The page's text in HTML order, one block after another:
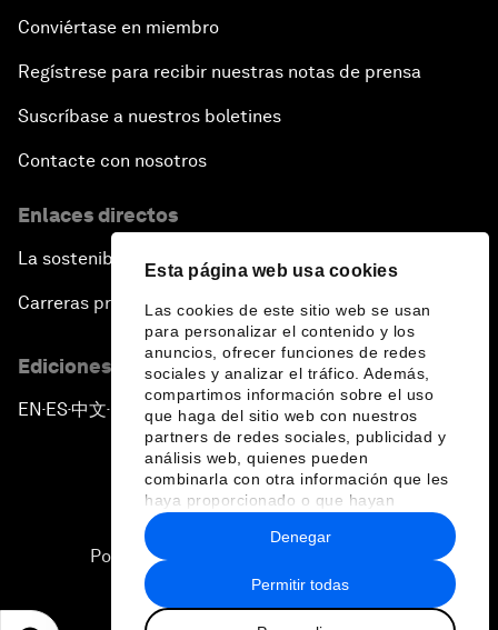
Esta página web usa cookies
Las cookies de este sitio web se usan
para personalizar el contenido y los
anuncios, ofrecer funciones de redes
sociales y analizar el tráfico. Además,
compartimos información sobre el uso
que haga del sitio web con nuestros
partners de redes sociales, publicidad y
análisis web, quienes pueden
combinarla con otra información que les
haya proporcionado o que hayan
recopilado a partir del uso que haya
hecho de sus servicios.
Permitir todas
Denegar
Conviértase en miembro
Regístrese para recibir nuestras notas de prensa
Suscríbase a nuestros boletines
Contacte con nosotros
Enlaces directos
La sostenibilidad en el Foro
Carreras profesionales
Ediciones en otros idiomas
EN ▪ES▪中文▪ 日本語
Política de privacidad y normas de uso
Sitemap